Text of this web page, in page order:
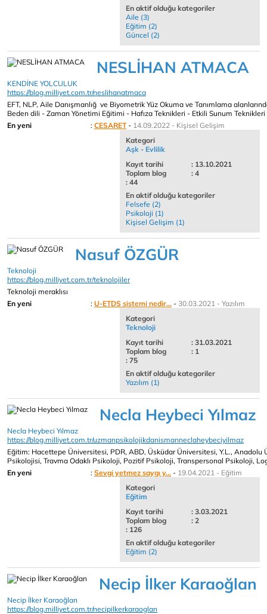
En aktif olduğu kategoriler
Aile (3)
Eğitim (2)
Güncel (2)
NESLİHAN ATMACA
KENDİNE YOLCULUK
https://blog.milliyet.com.tr/neslihanatmaca
EFT, NLP, Aile Danışmanlığ ve Biyometrik Yüz Okuma ve Tanımlama
Beden dili - Zaman Yönetimi Eğitimi - Hafıza Teknikleri - Etkili Sunum
En yeni
: CESARET- 14.09.2022 - Kişisel Gelişim
Kategori
Aşk - Evlilik
Kayıt tarihi
: 13.10.2021
Toplam blog
: 4
: 44
En aktif olduğu kategoriler
Felsefe (2)
Psikoloji (1)
Kişisel Gelişim (1)
Nasuf ÖZGÜR
Teknoloji
https://blog.milliyet.com.tr/teknolojiler
Teknoloji meraklısı
En yeni
: U-ETDS sistemi nedir... - 30.03.2021 - Yazılım
Kategori
Teknoloji
Kayıt tarihi
: 31.03.2021
Toplam blog
: 1
: 75
En aktif olduğu kategoriler
Yazılım (1)
Necla Heybeci Yılmaz
Necla Heybeci Yılmaz
https://blog.milliyet.com.tr/uzmanpsikolojikdanismanneclaheybeciyilmaz
Eğitim: Hacettepe Üniversitesi, PDR, ABD, Üsküdar Üniversitesi, Y.L., Anadolu
Psikolojisi, Travma Odaklı Psikoloji, Pozitif Psikoloji, Transpersonal Psikoloji,
En yeni
: Sevgi yetmez saygı y... - 19.04.2021 - Eğitim
Kategori
Eğitim
Kayıt tarihi
: 3.03.2021
Toplam blog
: 2
: 126
En aktif olduğu kategoriler
Eğitim (2)
Necip İlker Karaoğlan
Necip İlker Karaoğlan
https://blog.milliyet.com.tr/necipilkerkaraoglan